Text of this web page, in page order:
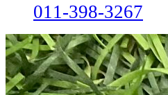
011‐398‐3267